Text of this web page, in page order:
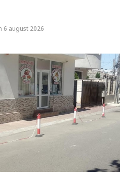
6 august 2026